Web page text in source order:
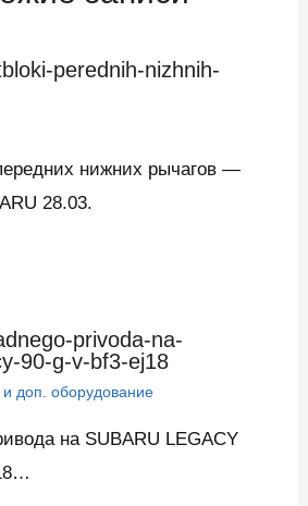
perednih-nizhnih-
нижних рычагов —
28.03.
privoda-na-
90-g-v-bf3-ej18
и доп. оборудование
на SUBARU LEGACY